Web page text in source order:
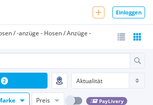
Einloggen
/ -anzüge - Hosen / Anzüge -
Preis PayLivery
2